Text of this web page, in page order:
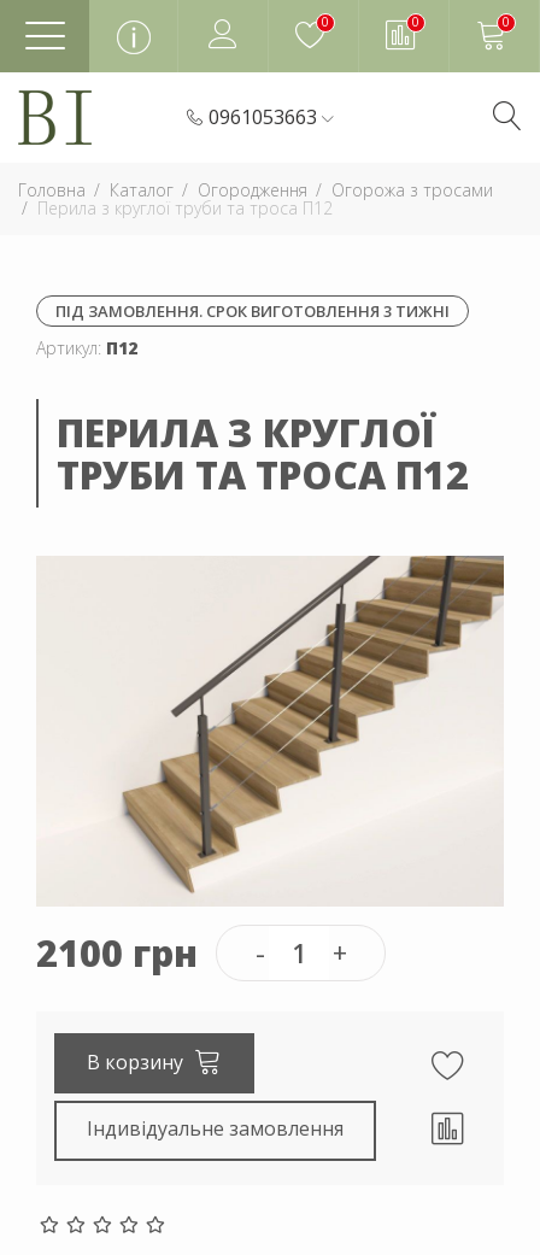
0 0 0
0961053663
Головна Каталог Огородження Огорожа з тросами
Перила з круглої труби та троса П12
ПІД ЗАМОВЛЕННЯ. СРОК ВИГОТОВЛЕННЯ 3 ТИЖНІ
Артикул: П12
ПЕРИЛА З КРУГЛОЇ
ТРУБИ ТА ТРОСА П12
2100 грн
В корзину
Індивідуальне замовлення